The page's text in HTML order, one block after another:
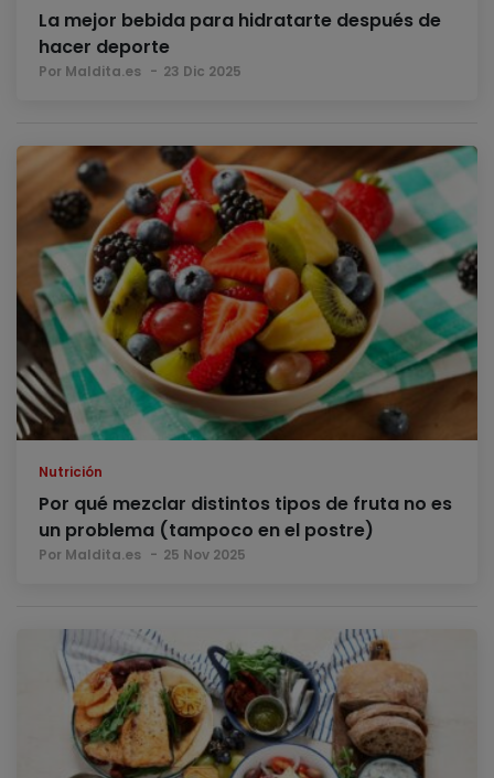
La mejor bebida para hidratarte después de
hacer deporte
Por Maldita.es 23 Dic 2025
Nutrición
Por qué mezclar distintos tipos de fruta no es
un problema (tampoco en el postre)
Por Maldita.es 25 Nov 2025